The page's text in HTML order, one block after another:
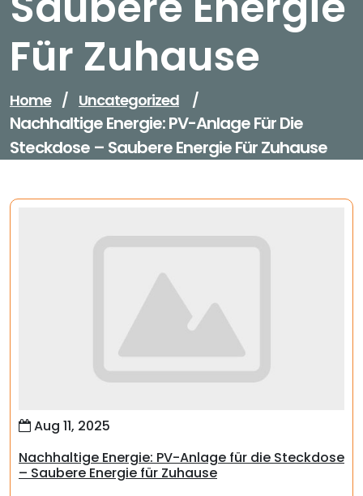
Für Zuhause
Home / Uncategorized /
Nachhaltige Energie: PV-Anlage Für Die
Steckdose – Saubere Energie Für Zuhause
Aug 11, 2025
Nachhaltige Energie: PV-Anlage für die Steckdose
– Saubere Energie für Zuhause